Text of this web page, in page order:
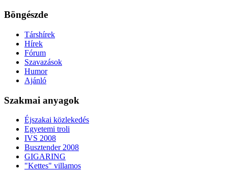
Böngészde
Társhírek
Hírek
Fórum
Szavazások
Humor
Ajánló
Szakmai anyagok
Éjszakai közlekedés
Egyetemi troli
IVS 2008
Busztender 2008
GIGARING
"Kettes" villamos